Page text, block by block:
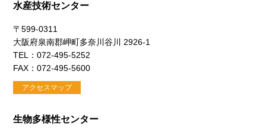
水産技術センター
〒599-0311
大阪府泉南郡岬町多奈川谷川 2926-1
TEL：072-495-5252
FAX：072-495-5600
アクセスマップ
生物多様性センター